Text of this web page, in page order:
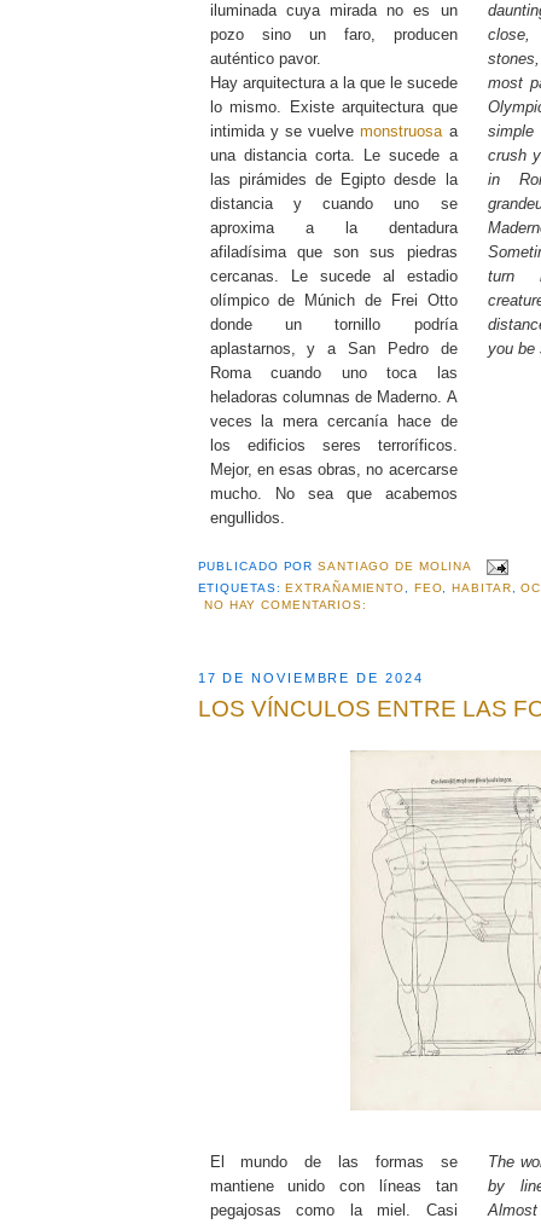
iluminada cuya mirada no es un
pozo sino un faro, producen
auténtico pavor.
Hay arquitectura a la que le sucede
lo mismo. Existe arquitectura que
intimida y se vuelvemonstruosaa
una distancia corta. Le sucede a
las pirámides de Egipto desde la
distancia y cuando uno se
aproxima a la dentadura
afiladísima que son sus piedras
cercanas. Le sucede al estadio
olímpico de Múnich de Frei Otto
donde un tornillo podría
aplastarnos, y a San Pedro de
Roma cuando uno toca las
heladoras columnas de Maderno. A
veces la mera cercanía hace de
los edificios seres terroríficos.
Mejor, en esas obras, no acercarse
mucho. No sea que acabemos
engullidos.
most
simple
crush
in
turn
you be
PUBLICADO PORSANTIAGO DE MOLINA
ETIQUETAS:EXTRAÑAMIENTO FEO ,HABITAR ,
NO HAY COMENTARIOS:
17 DE NOVIEMBRE DE 2024
LOS VÍNCULOS ENTRE LAS
El mundo de las formas se
mantiene unido con líneas tan
pegajosas como la miel. Casi
The
by